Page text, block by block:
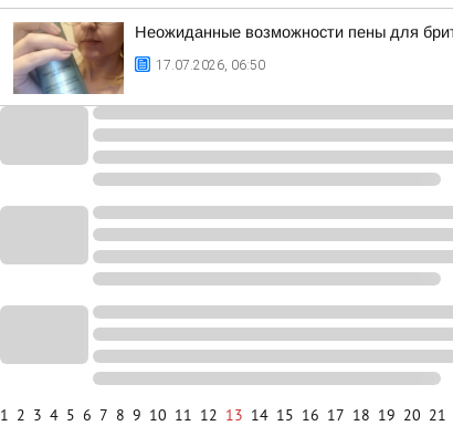
Неожиданные возможности пены для
17.07.2026, 06:50
1 2 3 4 5 6 7 8 9 10 11 12 13 14 15 16 17 18 19 20 21